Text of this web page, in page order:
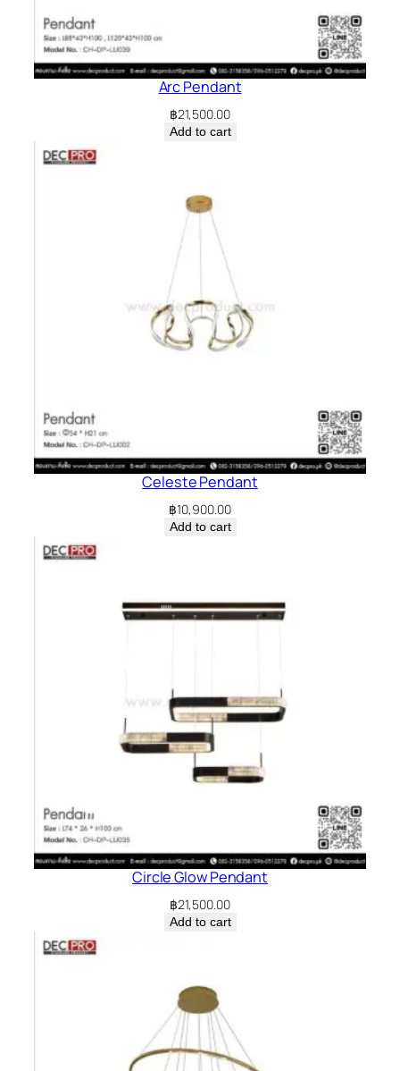
Arc Pendant
฿21,500.00
Add to cart
Celeste Pendant
฿10,900.00
Add to cart
Circle Glow Pendant
฿21,500.00
Add to cart